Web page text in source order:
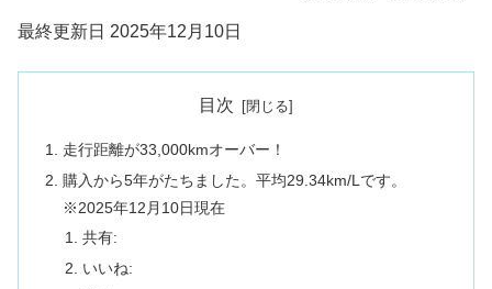
最終更新日 2025年12月10日
目次
走行距離が33,000kmオーバー！
購入から5年がたちました。平均29.34km/Lです。
※2025年12月10日現在
共有:
いいね: